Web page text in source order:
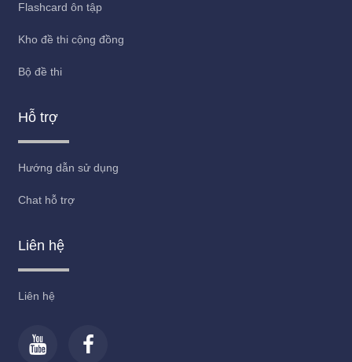
Flashcard ôn tập
Kho đề thi cộng đồng
Bộ đề thi
Hỗ trợ
Hướng dẫn sử dụng
Chat hỗ trợ
Liên hệ
Liên hệ